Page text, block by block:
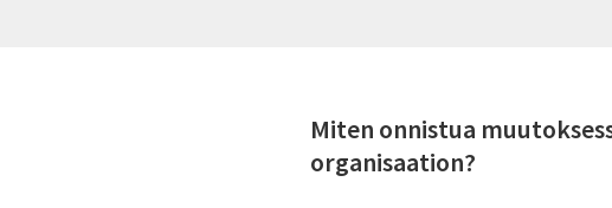
Miten onnistua
organisaation?